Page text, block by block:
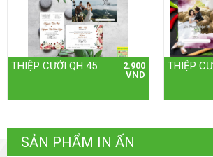
THIỆP CƯỚI QH 45
2.900
VND
THIỆP
SẢN PHẨM IN ẤN